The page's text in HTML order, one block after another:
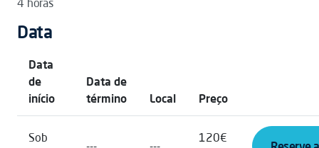
4 horas
Data
Data
de
início
Data de
término
Local Preço
Sob
120€